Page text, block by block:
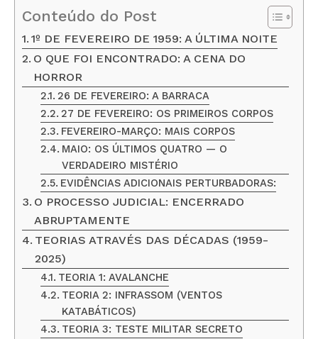
Conteúdo do Post
1º DE FEVEREIRO DE 1959: A ÚLTIMA NOITE
O QUE FOI ENCONTRADO: A CENA DO
HORROR
26 DE FEVEREIRO: A BARRACA
27 DE FEVEREIRO: OS PRIMEIROS CORPOS
FEVEREIRO-MARÇO: MAIS CORPOS
MAIO: OS ÚLTIMOS QUATRO — O
VERDADEIRO MISTÉRIO
EVIDÊNCIAS ADICIONAIS PERTURBADORAS:
O PROCESSO JUDICIAL: ENCERRADO
ABRUPTAMENTE
TEORIAS ATRAVÉS DAS DÉCADAS (1959-
2025)
TEORIA 1: AVALANCHE
TEORIA 2: INFRASSOM (VENTOS
KATABÁTICOS)
TEORIA 3: TESTE MILITAR SECRETO